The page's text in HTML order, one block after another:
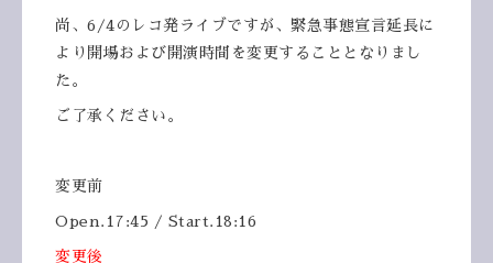
尚、6/4のレコ発ライブですが、緊急事態宣言延長に
より開場および開演時間を変更することとなりまし
た。
ご了承ください。
変更前
Open.17:45 / Start.18:16
変更後